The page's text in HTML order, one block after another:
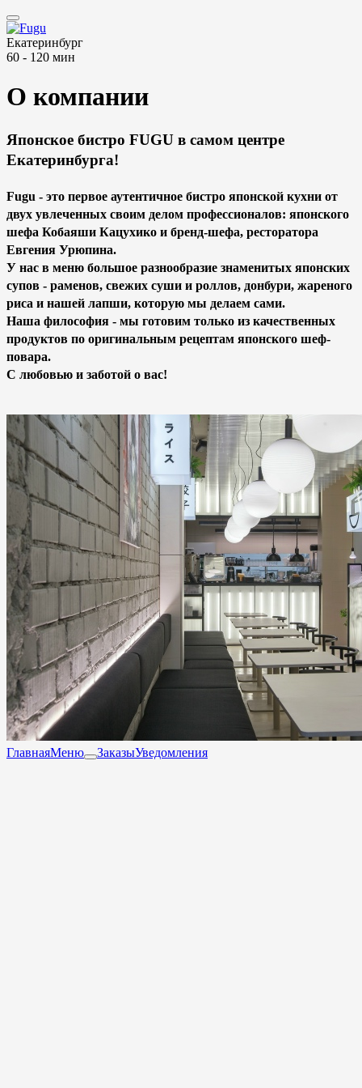
Екатеринбург
60 - 120 мин
О компании
Японское бистро FUGU в самом центре
Екатеринбурга!
Fugu - это первое аутентичное бистро японской кухни от
двух увлеченных своим делом профессионалов: японского
шефа Кобаяши Кацухико и бренд-шефа, ресторатора
Евгения Урюпина.
У нас в меню большое разнообразие знаменитых японских
супов - раменов, свежих суши и роллов, донбури, жареного
риса и нашей лапши, которую мы делаем сами.
Наша философия - мы готовим только из качественных
продуктов по оригинальным рецептам японского шеф-
повара.
С любовью и заботой о вас!
ГлавнаяМеню ЗаказыУведомления